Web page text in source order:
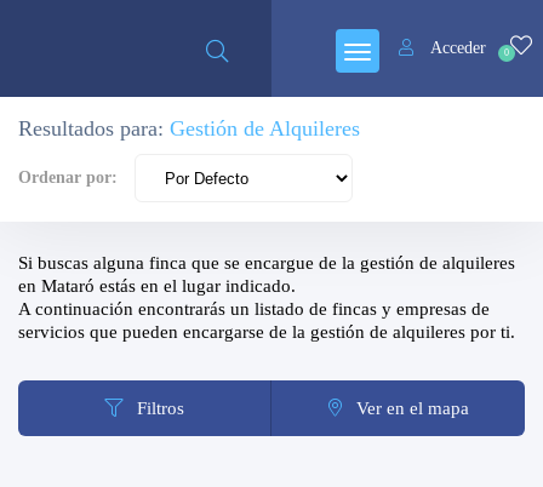
0
Acceder
Resultados para: Gestión de Alquileres
Ordenar por:
Si buscas alguna finca que se encargue de la gestión de alquileres
en Mataró estás en el lugar indicado.
A continuación encontrarás un listado de fincas y empresas de
servicios que pueden encargarse de la gestión de alquileres por ti.
Filtros Ver en el mapa